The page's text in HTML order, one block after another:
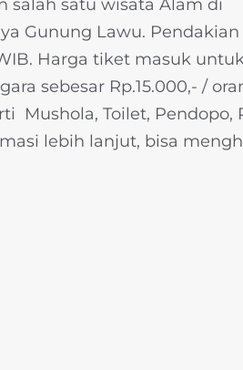
salah satu wisata Alam di
Gunung Lawu. Pendakian
Harga tiket masuk
sebesar Rp.15.000,- /
Mushola, Toilet, Pendopo,
lebih lanjut, bisa